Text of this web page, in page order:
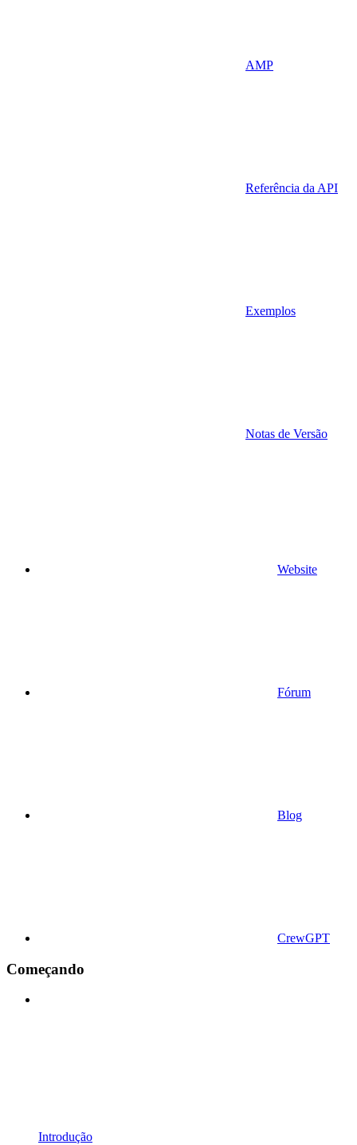
AMP
Referência da API
Exemplos
Notas de Versão
Website
Fórum
Blog
CrewGPT
Começando
Introdução